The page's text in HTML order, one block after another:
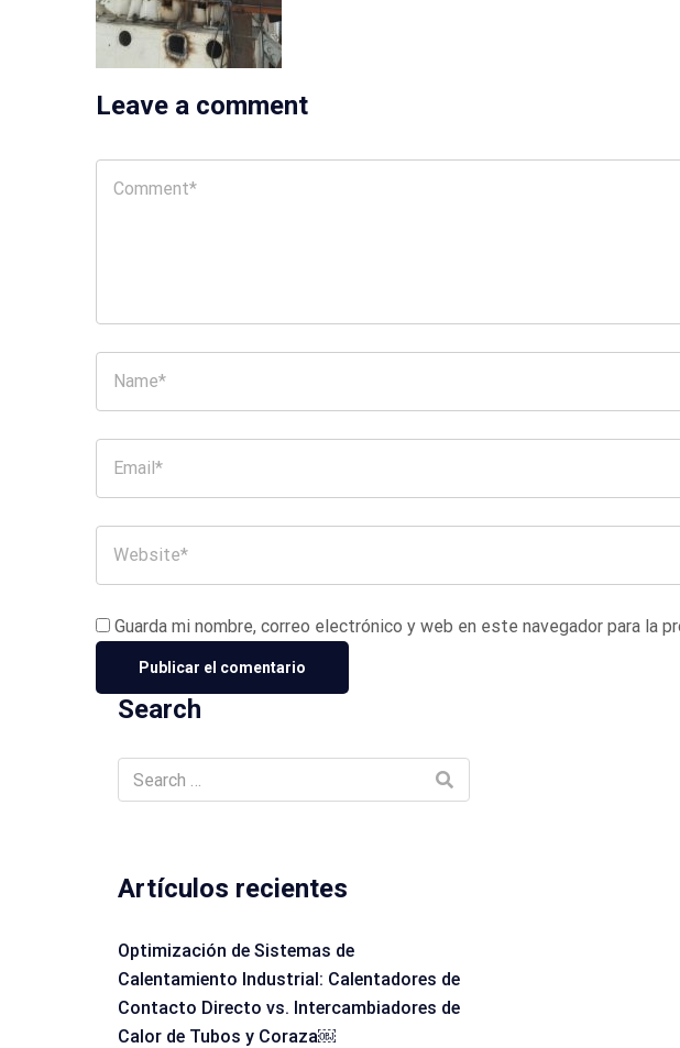
Leave a comment
Guarda mi nombre, correo electrónico y web en este navegador para la
Search
Artículos recientes
Optimización de Sistemas de
Calentamiento Industrial: Calentadores de
Contacto Directo vs. Intercambiadores de
Calor de Tubos y Coraza￼